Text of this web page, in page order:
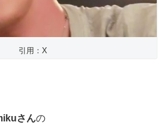
引用：X
さんの